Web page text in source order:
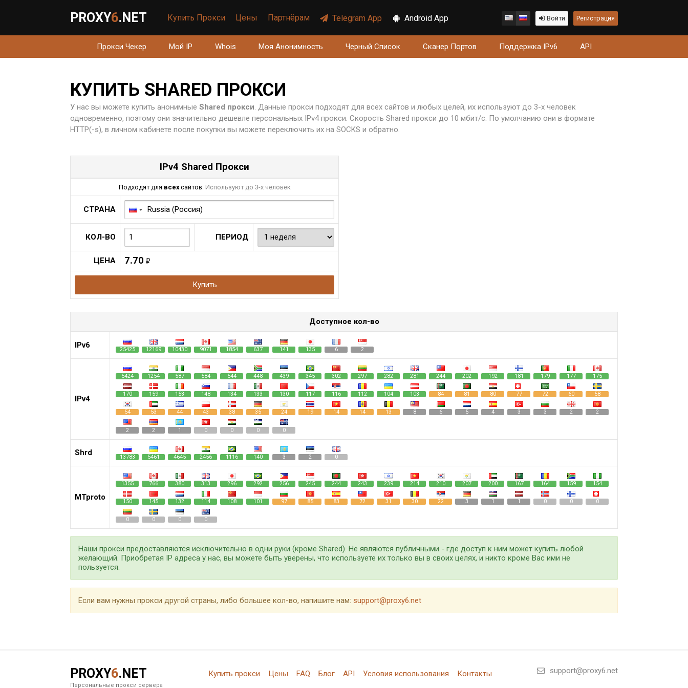
PROXY6.NET Купить Прокси Цены Партнёрам Telegram App Android App Войти Регистрация
Прокси Чекер Мой IP Whois Моя Анонимность Черный Список Сканер Портов Поддержка IPv6 API
КУПИТЬ SHARED ПРОКСИ
У нас вы можете купить анонимные Shared прокси. Данные прокси подходят для всех сайтов и любых целей, их используют до 3-х человек
одновременно, поэтому они значительно дешевле персональных IPv4 прокси. Скорость Shared прокси до 10 мбит/с. По умолчанию они в формате
HTTP(-s), в личном кабинете после покупки вы можете переключить их на SOCKS и обратно.
IPv4 Shared Прокси
Подходят для всехсайтов. Используют до 3-х человек
СТРАНА
КОЛ-ВО ПЕРИОД
ЦЕНА 7.70 руб.
Купить
Доступное кол-во
IPv6 25425 12169 10430 9071 1854 637 141 135 6 2
IPv4
5424 1254 587 584 544 448 439 345 302 297 282 281 244 202 192 181 179 177 175
170 159 153 148 134 133 130 117 116 112 104 103 84 81 80 77 72 60 58
54 53 44 43 38 35 24 19 14 14 13 8 6 5 4 3 3 2 2
2 2 1 0 0 0 0
Shrd 13783 5461 4645 2456 1116 140 3 2 0
MTproto
1355 766 380 313 296 292 256 245 244 243 239 214 210 207 200 167 164 159 154
150 145 132 114 108 101 97 85 83 72 31 30 22 3 1 1 0 0 0
0 0 0 0
Наши прокси предоставляются исключительно в одни руки (кроме Shared). Не являются публичными - где доступ к ним может купить любой
желающий. Приобретая IP адреса у нас, вы можете быть уверены, что используете их только вы в своих целях, и никто кроме Вас ими не
пользуется.
Если вам нужны прокси другой страны, либо большее кол-во, напишите нам: support@proxy6.net
PROXY6.NET
Персональные прокси сервера
support@proxy6.net
Купить прокси Цены FAQ Блог API Условия использования Контакты